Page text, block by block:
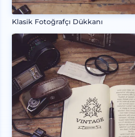
Klasik Fotoğrafçı Dükkanı